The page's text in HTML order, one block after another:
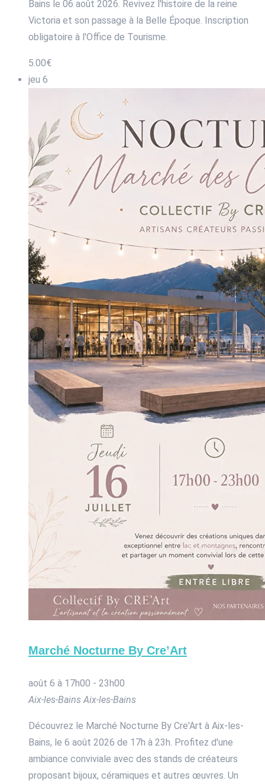
Bains le 06 août 2026. Revivez l'histoire de la reine
Victoria et son passage à la Belle Époque. Inscription
obligatoire à l'Office de Tourisme.
5.00€
jeu 6
Marché Nocturne By Cre’Art
août 6 à 17h00 - 23h00
Aix-les-BainsAix-les-Bains
Découvrez le Marché Nocturne By Cre'Art à Aix-les-
Bains, le 6 août 2026 de 17h à 23h. Profitez d'une
ambiance conviviale avec des stands de créateurs
proposant bijoux, céramiques et autres œuvres. Un